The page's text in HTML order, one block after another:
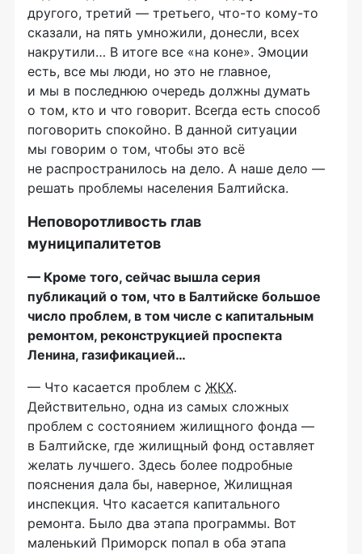
другого, третий — третьего, что-то кому-то
сказали, на пять умножили, донесли, всех
накрутили… В итоге все «на коне». Эмоции
есть, все мы люди, но это не главное,
и мы в последнюю очередь должны думать
о том, кто и что говорит. Всегда есть способ
поговорить спокойно. В данной ситуации
мы говорим о том, чтобы это всё
не распространилось на дело. А наше дело —
решать проблемы населения Балтийска.
Неповоротливость глав
муниципалитетов
— Кроме того, сейчас вышла серия
публикаций о том, что в Балтийске большое
число проблем, в том числе с капитальным
ремонтом, реконструкцией проспекта
Ленина, газификацией…
— Что касается проблем с ЖКХ.
Действительно, одна из самых сложных
проблем с состоянием жилищного фонда —
в Балтийске, где жилищный фонд оставляет
желать лучшего. Здесь более подробные
пояснения дала бы, наверное, Жилищная
инспекция. Что касается капитального
ремонта. Было два этапа программы. Вот
маленький Приморск попал в оба этапа